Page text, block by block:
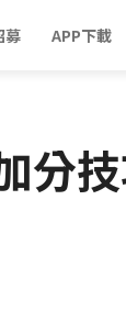
募 APP下載
分